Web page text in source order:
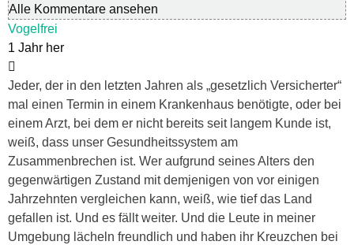
Alle Kommentare ansehen
Vogelfrei
1 Jahr her
Jeder, der in den letzten Jahren als „gesetzlich Versicherter“
mal einen Termin in einem Krankenhaus benötigte, oder bei
einem Arzt, bei dem er nicht bereits seit langem Kunde ist,
weiß, dass unser Gesundheitssystem am
Zusammenbrechen ist. Wer aufgrund seines Alters den
gegenwärtigen Zustand mit demjenigen von vor einigen
Jahrzehnten vergleichen kann, weiß, wie tief das Land
gefallen ist. Und es fällt weiter. Und die Leute in meiner
Umgebung lächeln freundlich und haben ihr Kreuzchen bei